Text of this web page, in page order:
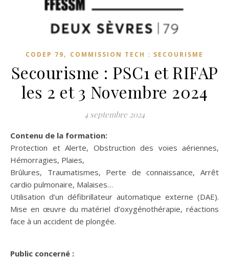
CODEP 79, COMMISSION TECH : SECOURISME
Secourisme : PSC1 et RIFAP
les 2 et 3 Novembre 2024
4 septembre 2024
Contenu de la formation:
Protection et Alerte, Obstruction des voies aériennes,
Hémorragies, Plaies,
Brûlures, Traumatismes, Perte de connaissance, Arrêt
cardio pulmonaire, Malaises…
Utilisation d’un défibrillateur automatique externe (DAE).
Mise en œuvre du matériel d’oxygénothérapie, réactions
face à un accident de plongée.
Public concerné :